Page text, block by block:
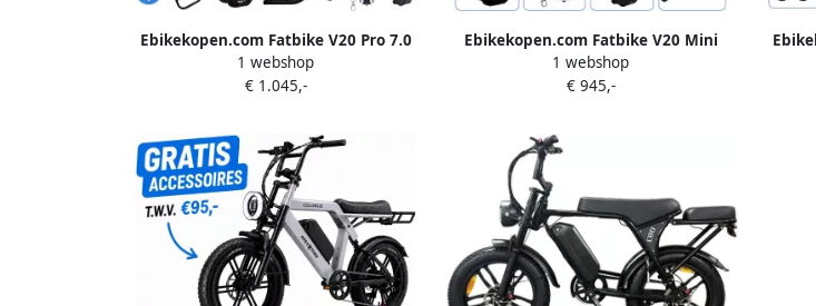
Ebikekopen.com Fatbike V20 Pro 7.0
Rijklaar Niewste Model Hydraulische
rem 2025 2026 Model Incl. Slot
Voorrekje Voetensteuntje Met
Accessoires Straatlegaal Ebike
Elektrische Fiets QMwheel
1 webshop
€ 1.045,-
Ebikekopen.com Fatbike V20 Mini
Rijklaar Nieuwste Model Hydraulische
rem 2026 2027 Model Incl. Slot
Achterrekje Voetensteuntje Met
Accessoires Elektrische Fiets
Bluethooth Speaker QmWheel
1 webshop
€ 945,-
Zwart